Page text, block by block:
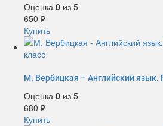
Оценка 0 из 5
650 ₽
Купить
Оценка 0 из 5
680 ₽
Купить